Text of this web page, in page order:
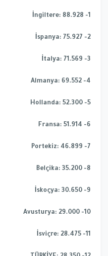
1- İngiltere: 88.928
2- İspanya: 75.927
3- İtalya: 71.569
4- Almanya: 69.552
5- Hollanda: 52.300
6- Fransa: 51.914
7- Portekiz: 46.899
8- Belçika: 35.200
9- İskoçya: 30.650
10- Avusturya: 29.000
11- İsviçre: 28.475